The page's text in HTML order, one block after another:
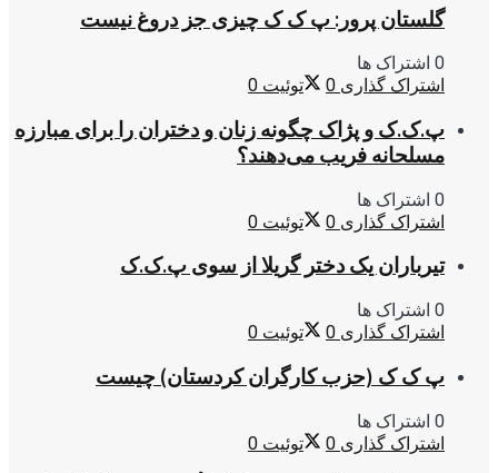
گلستان پرور: پ ک ک چیزی جز دروغ نیست
0 اشتراک ها
اشتراک گذاری 0 توئیت 0
پ.ک.ک و پژاک چگونه زنان و دختران را برای مبارزه
مسلحانه فریب می‌دهند؟
0 اشتراک ها
اشتراک گذاری 0 توئیت 0
تیرباران یک دختر گریلا از سوی پ.ک.ک
0 اشتراک ها
اشتراک گذاری 0 توئیت 0
پ ک ک (حزب کارگران کردستان) چیست
0 اشتراک ها
اشتراک گذاری 0 توئیت 0